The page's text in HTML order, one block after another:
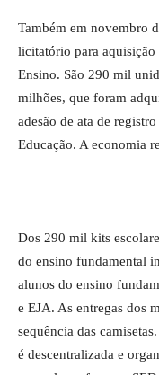
Também em novembro
licitatório para aquisição
Ensino. São 290 mil
milhões, que foram
adesão de ata de
Educação. A economia
Dos 290 mil kits
do ensino fundamental
alunos do ensino
e EJA. As entregas dos
sequência das
é descentralizada e